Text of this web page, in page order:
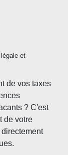
et
de vos taxes
? C'est
de votre